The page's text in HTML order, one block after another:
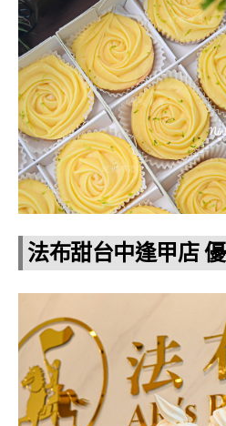
法布甜台中逢甲店